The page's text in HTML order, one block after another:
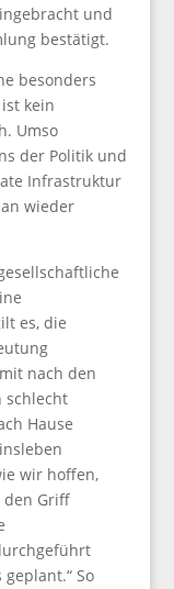
und
bestätigt.
besonders
kein
Umso
der Politik und
Infrastruktur
wieder
es, die
nach den
schlecht
Hause
wir hoffen,
den Griff
So